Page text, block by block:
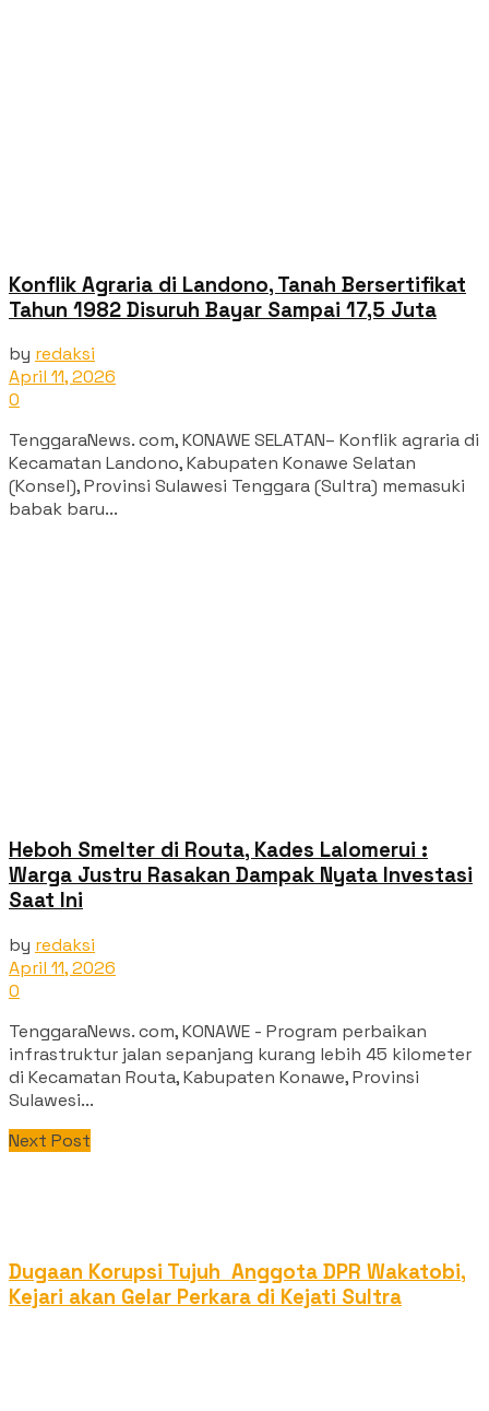
Konflik Agraria di Landono, Tanah Bersertifikat
Tahun 1982 Disuruh Bayar Sampai 17,5 Juta
by redaksi
April 11, 2026
0
TenggaraNews. com, KONAWE SELATAN– Konflik agraria di
Kecamatan Landono, Kabupaten Konawe Selatan
(Konsel), Provinsi Sulawesi Tenggara (Sultra) memasuki
babak baru...
Heboh Smelter di Routa, Kades Lalomerui :
Warga Justru Rasakan Dampak Nyata Investasi
Saat Ini
by redaksi
April 11, 2026
0
TenggaraNews. com, KONAWE - Program perbaikan
infrastruktur jalan sepanjang kurang lebih 45 kilometer
di Kecamatan Routa, Kabupaten Konawe, Provinsi
Sulawesi...
Next Post
Dugaan Korupsi Tujuh Anggota DPR Wakatobi,
Kejari akan Gelar Perkara di Kejati Sultra